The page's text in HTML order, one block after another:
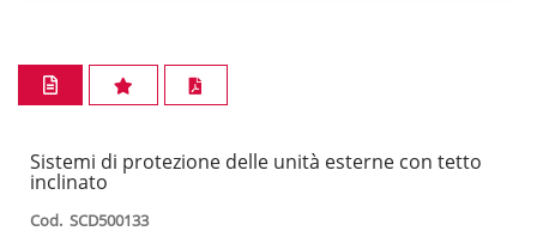
Sistemi di protezione delle unità esterne con tetto
inclinato
Cod. SCD500133